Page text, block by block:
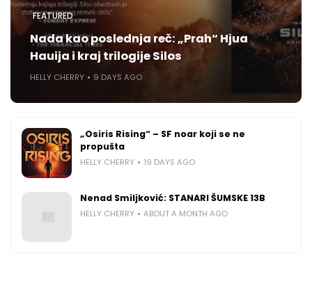
FEATURED
Nada kao poslednja reč: „Prah“ Hjua
Hauija i kraj trilogije Silos
HELLY CHERRY 9 DAYS AGO
„Osiris Rising“ – SF noar koji se ne
propušta
HELLY CHERRY 19 DAYS AGO
Nenad Smiljković: STANARI ŠUMSKE 13B
HELLY CHERRY ABOUT A MONTH AGO